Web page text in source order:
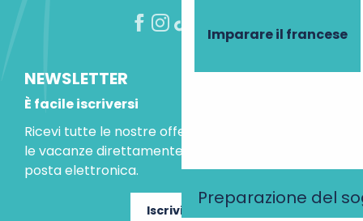
Imparare il francese
Preparazione del
NEWSLETTER
È facile iscriversi
Ricevi tutte le nostre offerte speciali e le idee per
le vacanze direttamente nella tua casella di
posta elettronica.
Iscriviti ora